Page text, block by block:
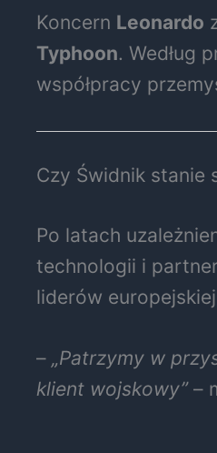
Koncern Leonardo
Typhoon. Według
współpracy
Czy Świdnik stanie
Po latach
technologii i
liderów
– „Patrzymy w
klient wojskowy”–